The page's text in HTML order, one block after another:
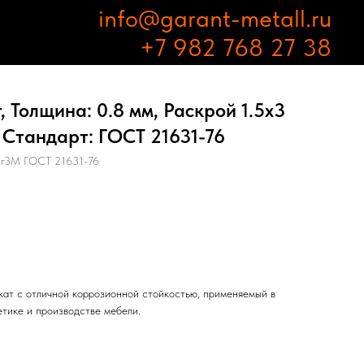
info@garant-metall.ru
+7 982 768 27 38
Толщина: 0.8 мм, Раскрой 1.5х3
ГОСТ 21631-76
ГОСТ 21631-76
с отличной коррозионной стойкостью, применяемый в
и производстве мебели.